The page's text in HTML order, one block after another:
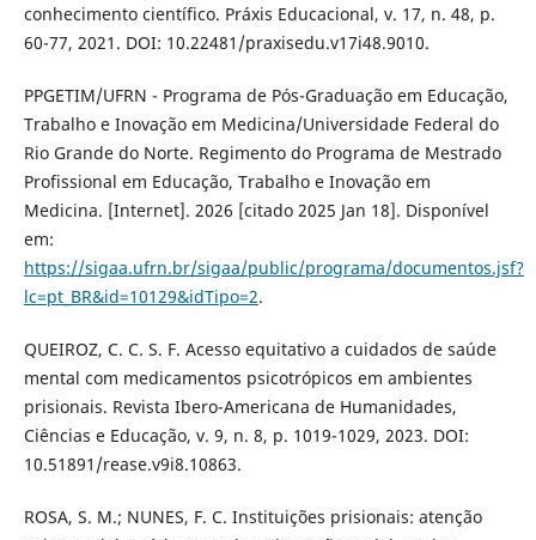
conhecimento científico. Práxis Educacional, v. 17, n. 48, p.
60-77, 2021. DOI: 10.22481/praxisedu.v17i48.9010.
PPGETIM/UFRN - Programa de Pós-Graduação em Educação,
Trabalho e Inovação em Medicina/Universidade Federal do
Rio Grande do Norte. Regimento do Programa de Mestrado
Profissional em Educação, Trabalho e Inovação em
Medicina. [Internet]. 2026 [citado 2025 Jan 18]. Disponível
em:
https://sigaa.ufrn.br/sigaa/public/programa/documentos.jsf?
lc=pt_BR&id=10129&idTipo=2.
QUEIROZ, C. C. S. F. Acesso equitativo a cuidados de saúde
mental com medicamentos psicotrópicos em ambientes
prisionais. Revista Ibero-Americana de Humanidades,
Ciências e Educação, v. 9, n. 8, p. 1019-1029, 2023. DOI:
10.51891/rease.v9i8.10863.
ROSA, S. M.; NUNES, F. C. Instituições prisionais: atenção